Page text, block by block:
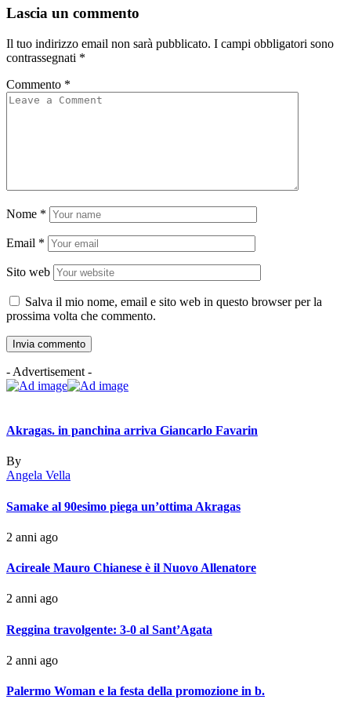
Lascia un commento
Il tuo indirizzo email non sarà pubblicato. I campi obbligatori sono
contrassegnati *
Commento *
Nome *
Email *
Sito web
Salva il mio nome, email e sito web in questo browser per la
prossima volta che commento.
- Advertisement -
Akragas. in panchina arriva Giancarlo Favarin
By
Angela Vella
Samake al 90esimo piega un’ottima Akragas
2 anni ago
Acireale Mauro Chianese è il Nuovo Allenatore
2 anni ago
Reggina travolgente: 3-0 al Sant’Agata
2 anni ago
Palermo Woman e la festa della promozione in b.